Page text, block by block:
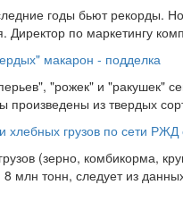
годы бьют рекорды.
Директор по маркетингу
макарон - подделка
"рожек" и "ракушек"
произведены из твердых
хлебных грузов по сети
(зерно, комбикорма,
млн тонн, следует из